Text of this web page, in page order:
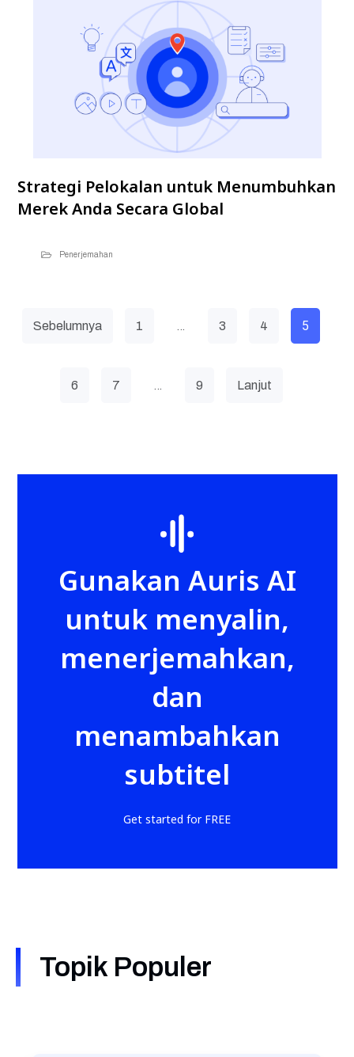
Strategi Pelokalan untuk Menumbuhkan
Merek Anda Secara Global
Penerjemahan
Sebelumnya 1 … 3 4 5
6 7 … 9 Lanjut
Gunakan Auris AI
untuk menyalin,
menerjemahkan,
dan
menambahkan
subtitel
Get started for FREE
Topik Populer